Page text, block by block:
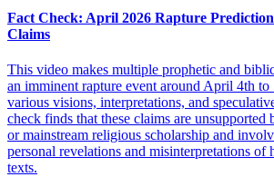
Fact Check: April 2026 Rapture
Claims
This video makes multiple prophetic and
an imminent rapture event around April 4th
various visions, interpretations, and
check finds that these claims are unsupported
or mainstream religious scholarship and
personal revelations and misinterpretations of
texts.